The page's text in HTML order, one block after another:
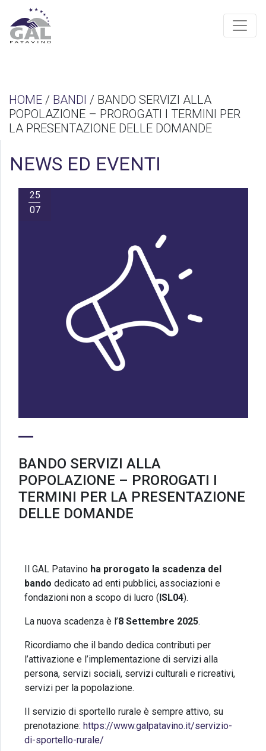
HOME / BANDI / BANDO SERVIZI ALLA
POPOLAZIONE – PROROGATI I TERMINI PER
LA PRESENTAZIONE DELLE DOMANDE
NEWS ED EVENTI
25
07
BANDO SERVIZI ALLA
POPOLAZIONE – PROROGATI I
TERMINI PER LA PRESENTAZIONE
DELLE DOMANDE
Il GAL Patavino ha prorogato la scadenza del
bando dedicato ad enti pubblici, associazioni e
fondazioni non a scopo di lucro (ISL04).
La nuova scadenza è l’8 Settembre 2025.
Ricordiamo che il bando dedica contributi per
l’attivazione e l’implementazione di servizi alla
persona, servizi sociali, servizi culturali e ricreativi,
servizi per la popolazione.
Il servizio di sportello rurale è sempre attivo, su
prenotazione: https://www.galpatavino.it/servizio-
di-sportello-rurale/